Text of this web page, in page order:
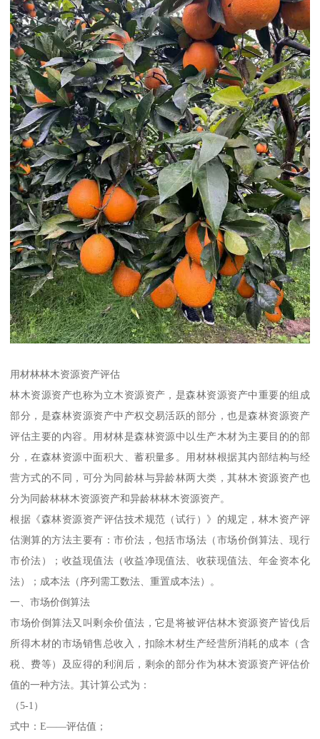
用材林林木资源资产评估
林木资源资产也称为立木资源资产，是森林资源资产中重要的组成
部分，是森林资源资产中产权交易活跃的部分，也是森林资源资产
评估主要的内容。用材林是森林资源中以生产木材为主要目的的部
分，在森林资源中面积大、蓄积量多。用材林根据其内部结构与经
营方式的不同，可分为同龄林与异龄林两大类，其林木资源资产也
分为同龄林林木资源资产和异龄林林木资源资产。
根据《森林资源资产评估技术规范（试行）》的规定，林木资产评
估测算的方法主要有：市价法，包括市场法（市场价倒算法、现行
市价法）；收益现值法（收益净现值法、收获现值法、年金资本化
法）；成本法（序列需工数法、重置成本法）。
一、市场价倒算法
市场价倒算法又叫剩余价值法，它是将被评估林木资源资产皆伐后
所得木材的市场销售总收入，扣除木材生产经营所消耗的成本（含
税、费等）及应得的利润后，剩余的部分作为林木资源资产评估价
值的一种方法。其计算公式为：
（5-1）
式中：E——评估值；